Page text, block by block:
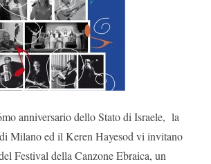
anniversario dello Stato di Israele, la
Milano ed il Keren Hayesod vi invitano
Festival della Canzone Ebraica, un